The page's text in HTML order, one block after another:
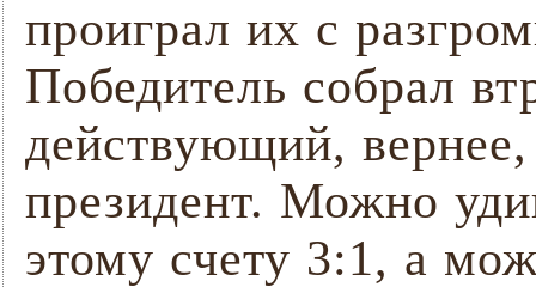
проиграл их с
Победитель собрал
действующий,
президент. Можно
этому счету 3:1, а